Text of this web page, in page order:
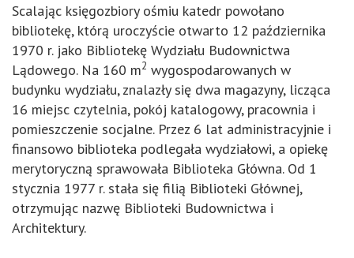
Scalając księgozbiory ośmiu katedr powołano
bibliotekę, którą uroczyście otwarto 12 października
1970 r. jako Bibliotekę Wydziału Budownictwa
Lądowego. Na 160 m2 wygospodarowanych w
budynku wydziału, znalazły się dwa magazyny, licząca
16 miejsc czytelnia, pokój katalogowy, pracownia i
pomieszczenie socjalne. Przez 6 lat administracyjnie i
finansowo biblioteka podlegała wydziałowi, a opiekę
merytoryczną sprawowała Biblioteka Główna. Od 1
stycznia 1977 r. stała się filią Biblioteki Głównej,
otrzymując nazwę Biblioteki Budownictwa i
Architektury.